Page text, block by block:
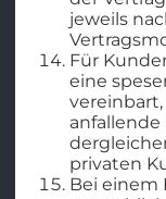
jeweils
Für
eine
vereinbart,
privaten
Bei einem